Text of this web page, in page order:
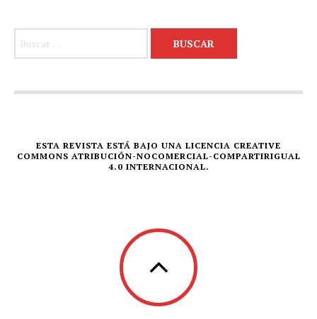
ESTA REVISTA ESTÁ BAJO UNA LICENCIA CREATIVE
COMMONS ATRIBUCIÓN-NOCOMERCIAL-COMPARTIRIGUAL
4.0 INTERNACIONAL.